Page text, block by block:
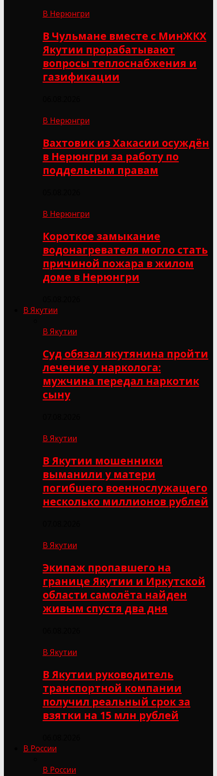
В Нерюнгри
В Чульмане вместе с МинЖКХ
Якутии прорабатывают
вопросы теплоснабжения и
газификации
В Нерюнгри
Вахтовик из Хакасии осуждён
в Нерюнгри за работу по
поддельным правам
В Нерюнгри
Короткое замыкание
водонагревателя могло стать
причиной пожара в жилом
доме в Нерюнгри
В Якутии
В Якутии
Суд обязал якутянина пройти
лечение у нарколога:
мужчина передал наркотик
сыну
В Якутии
В Якутии мошенники
выманили у матери
погибшего военнослужащего
несколько миллионов рублей
В Якутии
Экипаж пропавшего на
границе Якутии и Иркутской
области самолёта найден
живым спустя два дня
В Якутии
В Якутии руководитель
транспортной компании
получил реальный срок за
взятки на 15 млн рублей
В России
В России